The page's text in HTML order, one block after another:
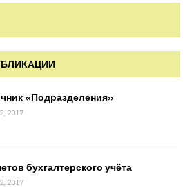
«Подразделения»
2017
бухгалтерского учёта
2017